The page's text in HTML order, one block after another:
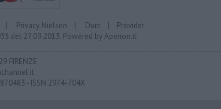
| Privacy Nielsen | Durc | Provider
del 27.09.2013. Powered byAperion.it
FIRENZE
- ISSN 2974-704X